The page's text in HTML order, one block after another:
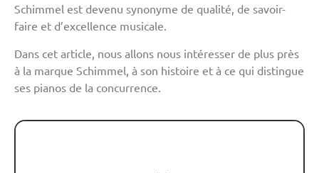
Schimmel est devenu synonyme de qualité, de savoir-
faire et d’excellence musicale.
Dans cet article, nous allons nous intéresser de plus près
à la marque Schimmel, à son histoire et à ce qui distingue
ses pianos de la concurrence.